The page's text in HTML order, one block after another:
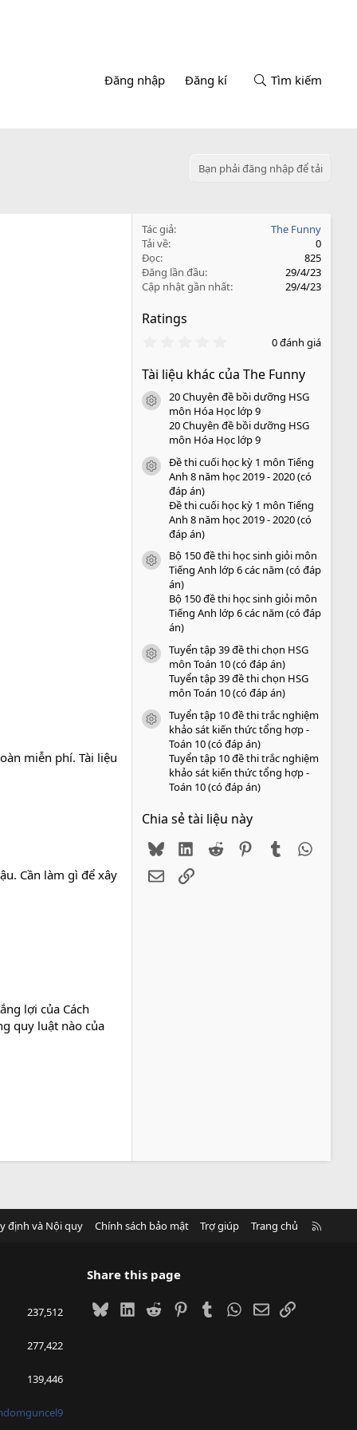
Đăng nhập Đăng kí Tìm kiếm
Bạn phải đăng nhập để tải
miễn phí. Tài liệu
Cần làm gì để xây
lợi của Cách
quy luật nào của
Tác giả
The Funny
Tải về
0
Đọc
825
Đăng lần đầu
29/4/23
Cập nhật gần nhất
29/4/23
Ratings
0
0
s
a
o
0 đánh giá
Tài liệu khác của The Funny
icon tài liệu
20 Chuyên đề bồi dưỡng HSG
môn Hóa Học lớp 9
20 Chuyên đề bồi dưỡng HSG
môn Hóa Học lớp 9
icon tài liệu
Đề thi cuối học kỳ 1 môn Tiếng
Anh 8 năm học 2019 - 2020 (có
đáp án)
Đề thi cuối học kỳ 1 môn Tiếng
Anh 8 năm học 2019 - 2020 (có
đáp án)
icon tài liệu
Bộ 150 đề thi học sinh giỏi môn
Tiếng Anh lớp 6 các năm (có đáp
án)
Bộ 150 đề thi học sinh giỏi môn
Tiếng Anh lớp 6 các năm (có đáp
án)
icon tài liệu
Tuyển tập 39 đề thi chọn HSG
môn Toán 10 (có đáp án)
Tuyển tập 39 đề thi chọn HSG
môn Toán 10 (có đáp án)
icon tài liệu
Tuyển tập 10 đề thi trắc nghiệm
khảo sát kiến thức tổng hợp -
Toán 10 (có đáp án)
Tuyển tập 10 đề thi trắc nghiệm
khảo sát kiến thức tổng hợp -
Toán 10 (có đáp án)
Chia sẻ tài liệu này
BlueskyLinkedIn
Reddit PinterestTumblr
EmailLink
định và Nội quy Chính sách bảo mật Trợ giúp Trang chủ
237,512
277,422
139,446
Share this page
BlueskyLinkedIn
Reddit PinterestTumblrWhatsApp
EmailLink